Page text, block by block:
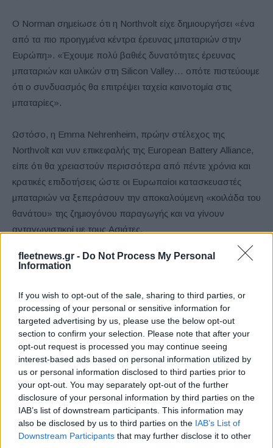
fleetnews.gr - Do Not Process My Personal
Information
If you wish to opt-out of the sale, sharing to third parties, or
processing of your personal or sensitive information for
targeted advertising by us, please use the below opt-out
section to confirm your selection. Please note that after your
opt-out request is processed you may continue seeing
interest-based ads based on personal information utilized by
us or personal information disclosed to third parties prior to
your opt-out. You may separately opt-out of the further
disclosure of your personal information by third parties on the
IAB’s list of downstream participants. This information may
also be disclosed by us to third parties on the IAB’s List of
Downstream Participants that may further disclose it to other
Ο Norman σημείωσε ότι η Northvolt είχε δημιουργήσει «ένα
από τα πιο προηγμένα κέντρα έρευνας μπαταριών στην
Ευρώπη». «Έχουμε πολύ βαθιές δυνατότητες έρευνας
μπαταριών και υλικών στη Silicon Valley… οπότε πιστεύουμε
ότι ο συνδυασμός θα επιτρέψει ταχεία καινοτομία στις
μπαταρίες».
Ωστόσο, η Emma Nehrenheim, πρώην στέλεχος της
Northvolt και νυν επικεφαλής της European Battery Alliance,
είπε ότι θα χρειαστούν περισσότερα από πέντε χρόνια και
κρατικές επιδοτήσεις ώστε οι Ευρωπαίοι κατασκευαστές
μπαταριών να ξεπεράσουν την αποκαλούμενη «κοιλάδα του
θανάτου» της ζημιογόνου παραγωγής και να γίνουν
ανταγωνιστικοί με τους Ασιάτες.
«Κυβερνήσεις και επενδυτές πρέπει να καταλάβουν ότι η
για να φτάσει εδώ που είναι σήμερα, και αν νομίζετε ότι
υπάρχει σύντομος δρόμος τότε απλώς δεν καταλαβαίνετε
τις μπαταρίες», δήλωσε ο Rob Anstey, CEO της GDI
(κατασκευαστής ανόδων πυριτίου για μπαταρίες).
Ανακοινώθηκε από την Ντουμπάι ο Σενγκέλια (pics)